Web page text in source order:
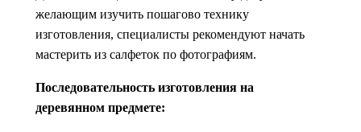
желающим изучить пошагово технику
изготовления, специалисты рекомендуют начать
мастерить из салфеток по фотографиям.
Последовательность изготовления на
деревянном предмете: